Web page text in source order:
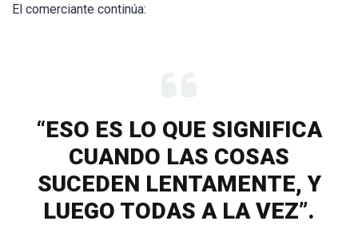
El comerciante continúa:
“ESO ES LO QUE SIGNIFICA
CUANDO LAS COSAS
SUCEDEN LENTAMENTE, Y
LUEGO TODAS A LA VEZ”.